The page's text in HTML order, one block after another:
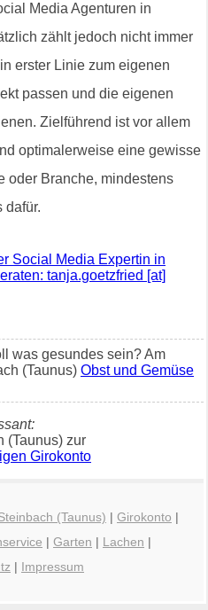
Media Agenturen in
zählt jedoch nicht immer
erster Linie zum eigenen
passen und die eigenen
Zielführend ist vor allem
optimalerweise eine gewisse
oder Branche, mindestens
dafür.
Social Media Expertin in
tanja.goetzfried [at]
was gesundes sein? Am
(Taunus) Obst und Gemüse
(Taunus) zur
Girokonto
(Taunus) | Girokonto |
| Garten | Lachen |
| Impressum